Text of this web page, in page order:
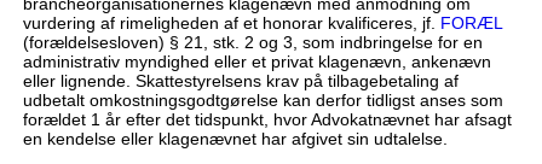
brancheorganisationernes klagenævn med anmodning om
vurdering af rimeligheden af et honorar kvalificeres, jf. FORÆL
(forældelsesloven) § 21, stk. 2 og 3, som indbringelse for en
administrativ myndighed eller et privat klagenævn, ankenævn
eller lignende. Skattestyrelsens krav på tilbagebetaling af
udbetalt omkostningsgodtgørelse kan derfor tidligst anses som
forældet 1 år efter det tidspunkt, hvor Advokatnævnet har afsagt
en kendelse eller klagenævnet har afgivet sin udtalelse.